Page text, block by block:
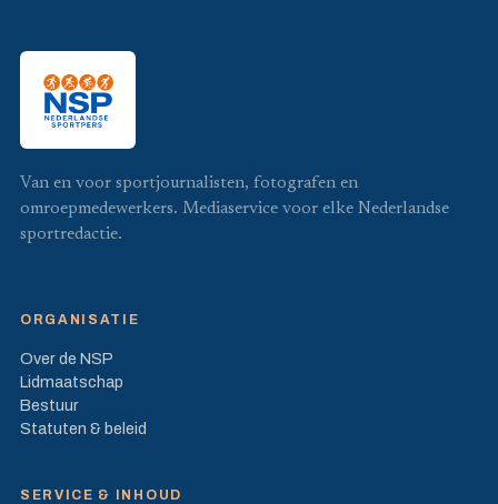
Van en voor sportjournalisten, fotografen en
omroepmedewerkers. Mediaservice voor elke Nederlandse
sportredactie.
ORGANISATIE
Over de NSP
Lidmaatschap
Bestuur
Statuten & beleid
SERVICE & INHOUD